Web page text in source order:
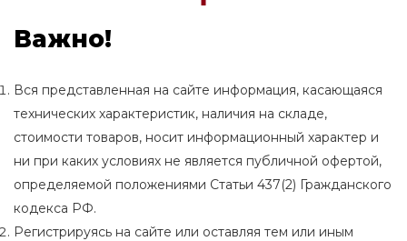
Важно!
Вся представленная на сайте информация, касающаяся
технических характеристик, наличия на складе,
стоимости товаров, носит информационный характер и
ни при каких условиях не является публичной офертой,
определяемой положениями Статьи 437(2) Гражданского
кодекса РФ.
Регистрируясь на сайте или оставляя тем или иным